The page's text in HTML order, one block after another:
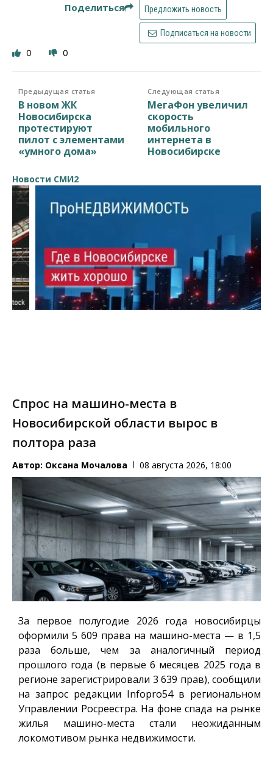
Поделиться Предложить новость
Подписаться на новости
0 0
Предыдущая статья
В новом ЖК
Новосибирска
протестируют
пилот с элементами
«умного дома»
Следующая статья
МегаФон увеличил
скорость
мобильного
интернета в
Новосибирске
Новости СМИ2
Спрос на машино-места в
Новосибирской области вырос в
полтора раза
Автор: Оксана Мочалова 08 августа 2026, 18:00
За первое полугодие 2026 года новосибирцы
оформили 5 609 права на машино-места — в 1,5
раза больше, чем за аналогичный период
прошлого года (в первые 6 месяцев 2025 года в
регионе зарегистрировали 3 639 прав), сообщили
на запрос редакции Infopro54в региональном
Управлении Росреестра. На фоне спада на рынке
жилья машино-места стали неожиданным
локомотивом рынка недвижимости.